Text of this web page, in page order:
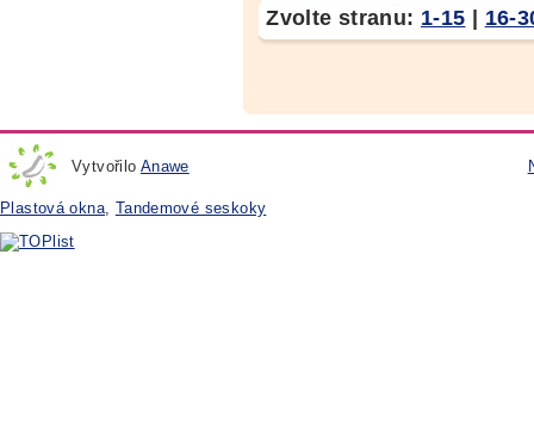
Zvolte stranu: 1-15 16-
Vytvořilo Anawe
Plastová okna, Tandemové seskoky